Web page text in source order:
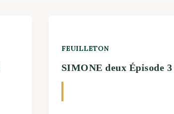
FEUILLETON
SIMONE deux Épisode 3